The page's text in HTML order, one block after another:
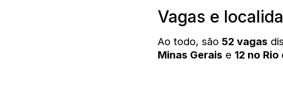
Vagas e
Ao todo, são 52 vagas
Minas Gerais e 12 no